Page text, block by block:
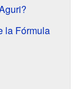
la Fórmula